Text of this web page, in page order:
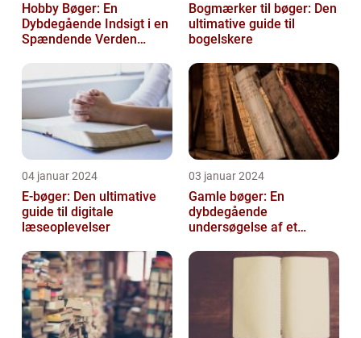
Hobby Bøger: En
Dybdegående Indsigt i en
Spændende Verden
Bogmærker til bøger: Den
ultimative guide til
bogelskere
04 januar 2024
E-bøger: Den ultimative
guide til digitale
læseoplevelser
03 januar 2024
Gamle bøger: En
dybdegående
undersøgelse af et